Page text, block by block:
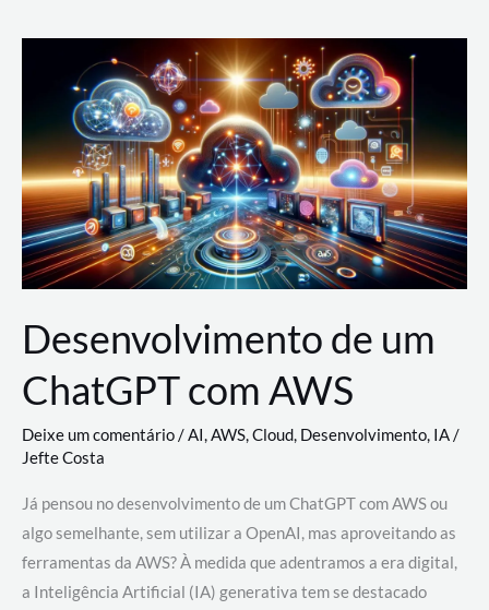
Nuvem:
Google
Cloud,
AWS
e
Azure
Desenvolvimento de um
ChatGPT com AWS
Deixe um comentário/AI,AWS,Cloud, Desenvolvimento, IA/
Jefte Costa
Já pensou no desenvolvimento de um ChatGPT com AWS ou
algo semelhante, sem utilizar a OpenAI, mas aproveitando as
ferramentas da AWS? À medida que adentramos a era digital,
a Inteligência Artificial (IA) generativa tem se destacado